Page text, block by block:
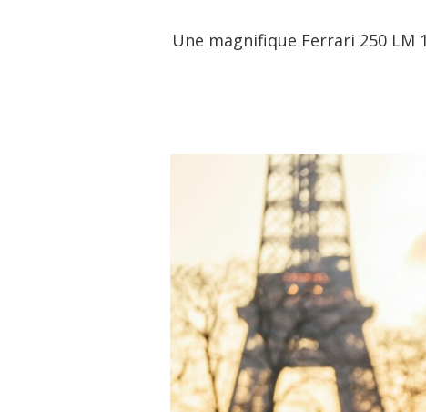
Une magnifique Ferrari 250 LM